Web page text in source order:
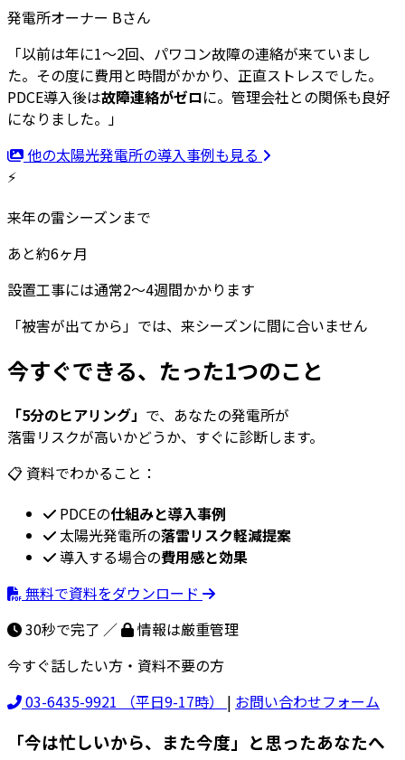
発電所オーナー Bさん
「以前は年に1〜2回、パワコン故障の連絡が来ていまし
た。その度に費用と時間がかかり、正直ストレスでした。
PDCE導入後は故障連絡がゼロに。管理会社との関係も良好
になりました。」
他の太陽光発電所の導入事例も見る
⚡
来年の雷シーズンまで
あと約6ヶ月
設置工事には通常2〜4週間かかります
「被害が出てから」では、来シーズンに間に合いません
今すぐできる、たった1つのこと
「5分のヒアリング」 で、あなたの発電所が
落雷リスクが高いかどうか、すぐに診断します。
📋 資料でわかること：
PDCEの仕組みと導入事例
太陽光発電所の落雷リスク軽減提案
導入する場合の費用感と効果
無料で資料をダウンロード
30秒で完了 ／
情報は厳重管理
今すぐ話したい方・資料不要の方
03-6435-9921
（平日9-17時） | お問い合わせフォーム
「今は忙しいから、また今度」と思ったあなたへ